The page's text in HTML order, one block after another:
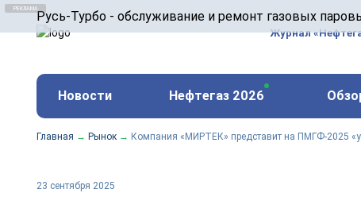
Русь-Турбо - обслуживание и ремонт газовых
ООО «Русь-Турбо» занимается сервисом газовых и
оборудования ТЭС, зарубежных поршневых машин и
и других предприятиях.
Реклама. ООО «Русь-Турбо», ИНН 7802588950
erid: F7NfYUJCUneVdwPs4znf
Журнал
Новости Нефтегаз 2026
Главная → Рынок → Компания «МИРТЕК» представит на ПМГФ-2025
23 сентября 2025